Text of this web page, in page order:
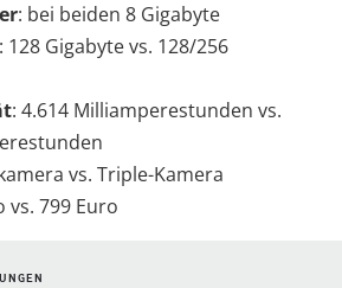
: bei beiden 8 Gigabyte
: 128 Gigabyte vs. 128/256
: 4.614 Milliamperestunden vs.
vs. Triple-Kamera
vs. 799 Euro